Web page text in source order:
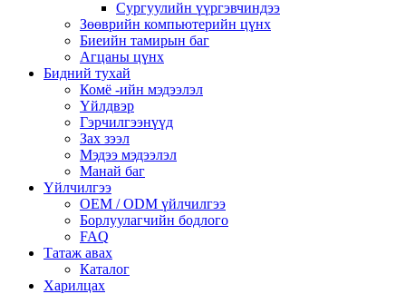
Сургуулийн үүргэвчиндээ
Зөөврийн компьютерийн цүнх
Биеийн тамирын баг
Агцаны цүнх
Бидний тухай
Комё -ийн мэдээлэл
Үйлдвэр
Гэрчилгээнүүд
Зах зээл
Мэдээ мэдээлэл
Манай баг
Үйлчилгээ
OEM / ODM үйлчилгээ
Борлуулагчийн бодлого
FAQ
Татаж авах
Каталог
Харилцах